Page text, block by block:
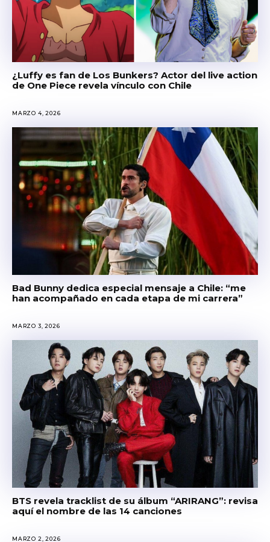
¿Luffy es fan de Los Bunkers? Actor del live action
de One Piece revela vínculo con Chile
MARZO 4, 2026
Bad Bunny dedica especial mensaje a Chile: “me
han acompañado en cada etapa de mi carrera”
MARZO 3, 2026
BTS revela tracklist de su álbum “ARIRANG”: revisa
aquí el nombre de las 14 canciones
MARZO 2, 2026